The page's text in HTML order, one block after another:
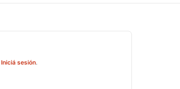
Iniciá sesión.